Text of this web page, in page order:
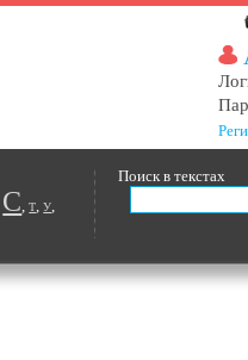
Поиск в текстах
С,Т,У,